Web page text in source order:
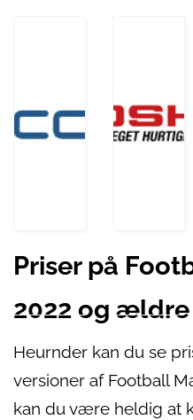
Priser på
2022 og
Heurnder kan du se
versioner af Football
kan du være heldig at